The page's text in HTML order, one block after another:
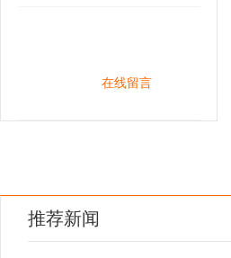
在线留言
推荐新闻